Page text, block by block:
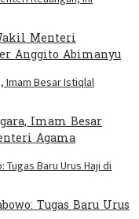
Menteri
Anggito Abimanyu
Imam Besar
Agama
Tugas Baru Urus